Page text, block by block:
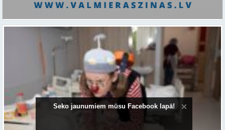
Seko jaunumiem mūsu Facebook lapā!